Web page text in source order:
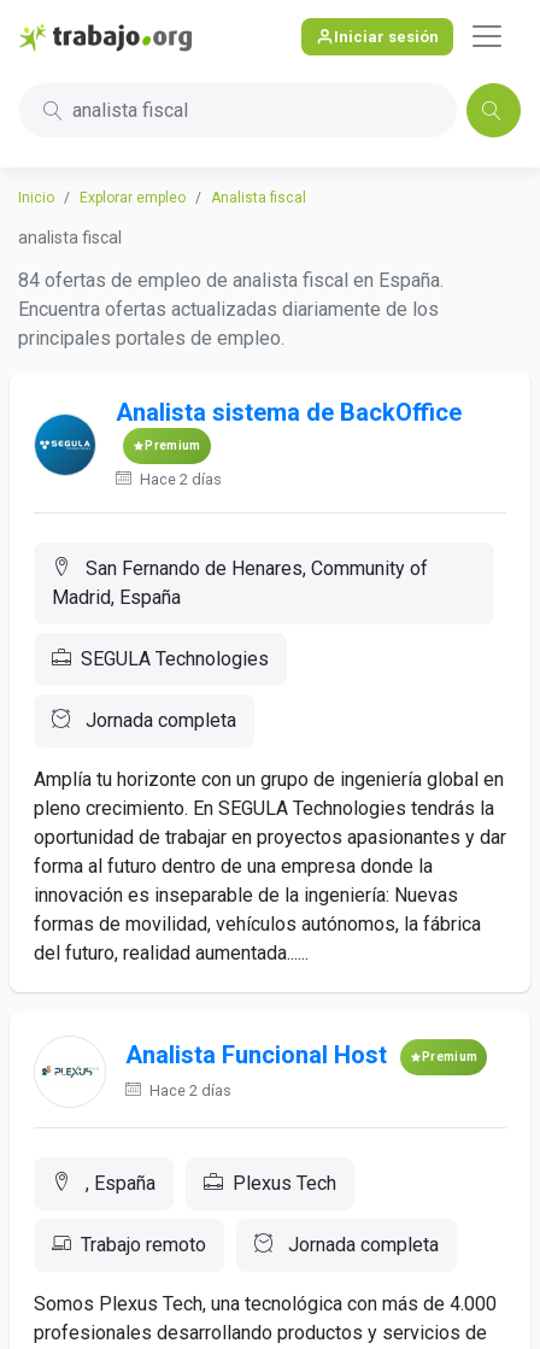
Iniciar sesión
analista fiscal
Inicio Explorar empleo Analista fiscal
analista fiscal
84 ofertas de empleo de analista fiscal en España.
Encuentra ofertas actualizadas diariamente de los
principales portales de empleo.
Analista sistema de BackOffice
Premium
Hace 2 días
San Fernando de Henares, Community of
Madrid, España
SEGULA Technologies
Jornada completa
Amplía tu horizonte con un grupo de ingeniería global en
pleno crecimiento. En SEGULA Technologies tendrás la
oportunidad de trabajar en proyectos apasionantes y dar
forma al futuro dentro de una empresa donde la
innovación es inseparable de la ingeniería: Nuevas
formas de movilidad, vehículos autónomos, la fábrica
del futuro, realidad aumentada......
Analista Funcional Host Premium
Hace 2 días
, España Plexus Tech
Trabajo remoto Jornada completa
Somos Plexus Tech, una tecnológica con más de 4.000
profesionales desarrollando productos y servicios de